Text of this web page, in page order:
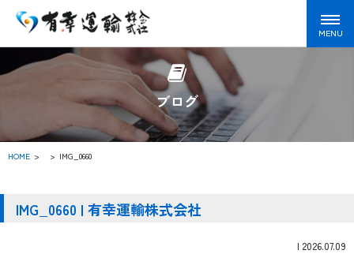
ブログ
HOME > IMG_0660
IMG_0660 | 有幸運輸株式会社
| 2026.07.09